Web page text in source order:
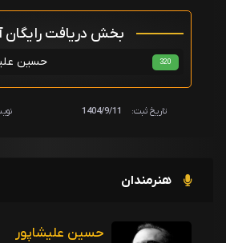
بخش دریافت
حسین 320
تاریخ ثبت: 1404/9/11
هنرمندان
حسین علیشاپور